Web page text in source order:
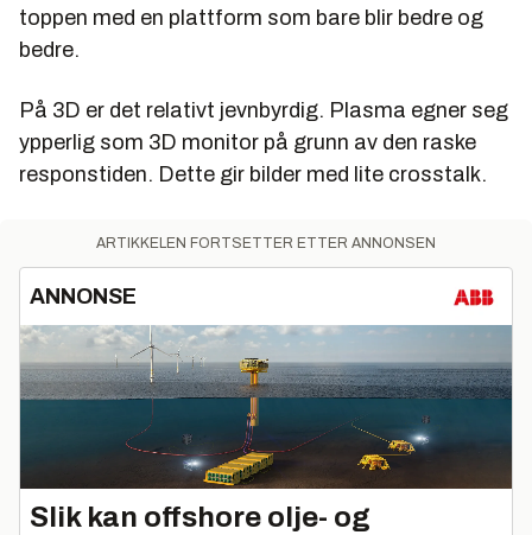
toppen med en plattform som bare blir bedre og
bedre.
På 3D er det relativt jevnbyrdig. Plasma egner seg
ypperlig som 3D monitor på grunn av den raske
responstiden. Dette gir bilder med lite crosstalk.
ARTIKKELEN FORTSETTER ETTER ANNONSEN
ANNONSE
Slik kan offshore olje- og